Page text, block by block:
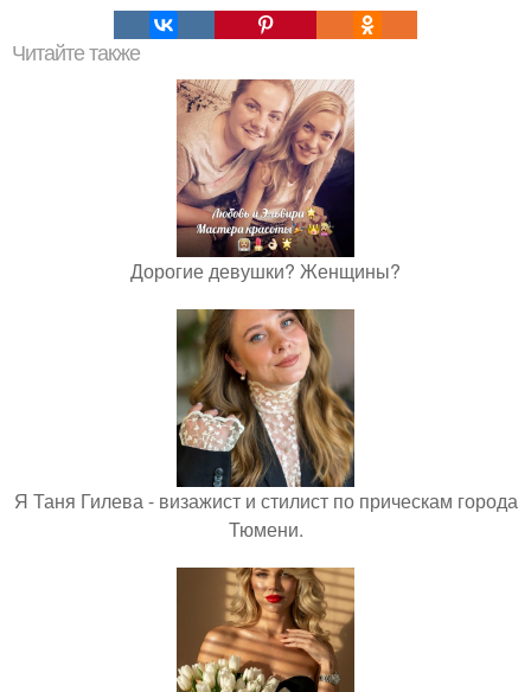
Читайте также
Дорогие девушки? Женщины?
Я Таня Гилева - визажист и стилист по прическам города
Тюмени.